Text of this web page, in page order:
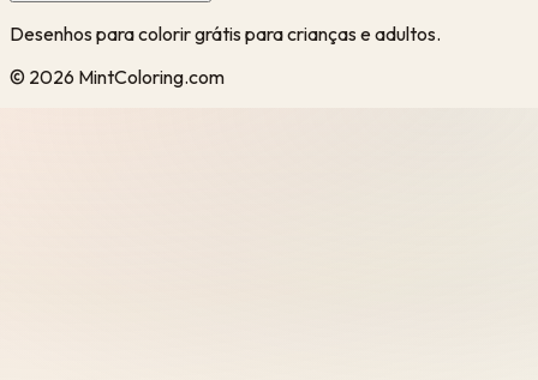
Desenhos para colorir grátis para crianças e adultos.
© 2026 MintColoring.com